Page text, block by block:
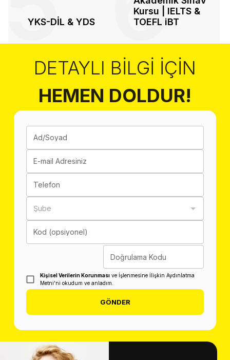
YKS-DİL & YDS
Kursu | IELTS &
TOEFL iBT
DETAYLI BILGI İÇIN
HEMEN DOLDUR!
Ad/Soyad
E-mail Adresiniz
Telefon
Şube
Kod (opsiyonel)
Doğrulama Kodu
Kişisel Verilerin Korunması ve İşlenmesine İlişkin Aydınlatma
Metni'ni okudum ve anladım.
GÖNDER